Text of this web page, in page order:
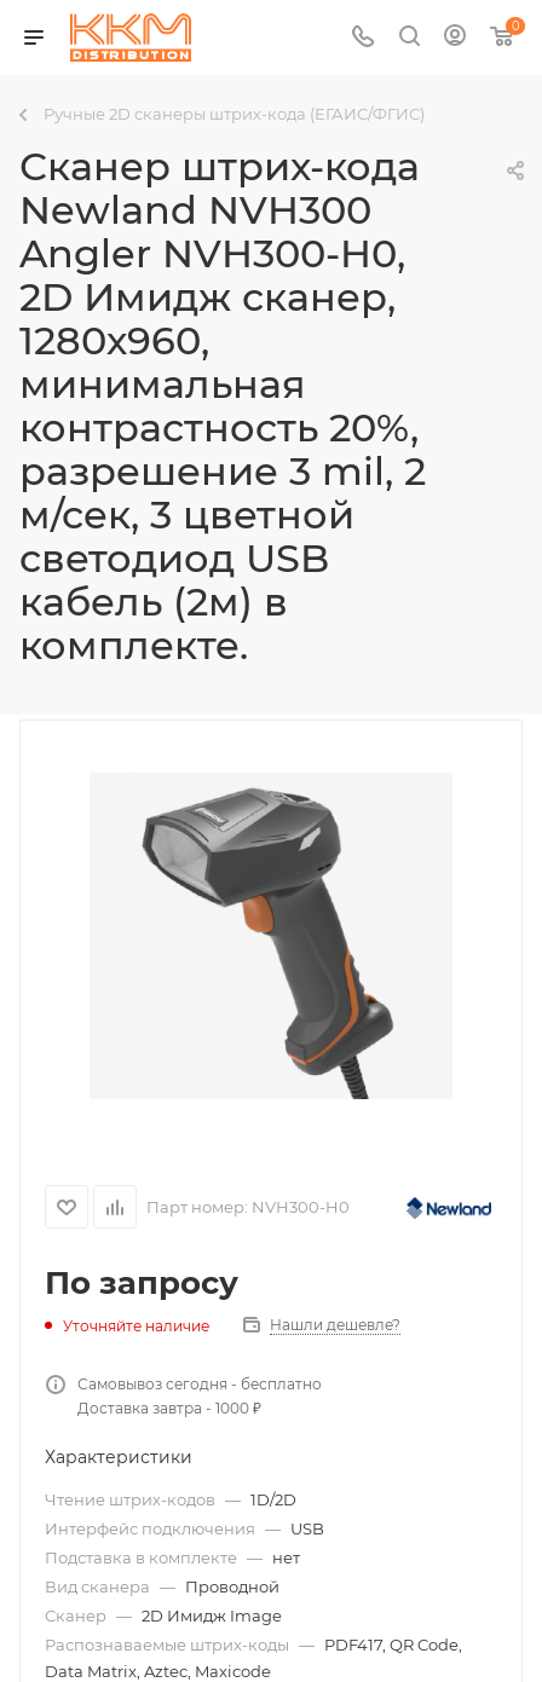
0
Ручные 2D сканеры штрих-кода (ЕГАИС/ФГИС)
Сканер штрих-кода
Newland NVH300
Angler NVH300-H0,
2D Имидж сканер,
1280х960,
минимальная
контрастность 20%,
разрешение 3 mil, 2
м/сек, 3 цветной
светодиод USB
кабель (2м) в
комплекте.
Парт номер: NVH300-H0
По запросу
Уточняйте наличие Нашли дешевле?
Самовывоз сегодня - бесплатно
Доставка завтра - 1000 ₽
Характеристики
Чтение штрих-кодов — 1D/2D
Интерфейс подключения — USB
Подставка в комплекте — нет
Вид сканера — Проводной
Сканер — 2D Имидж Image
Распознаваемые штрих-коды — PDF417, QR Code,
Data Matrix, Aztec, Maxicode